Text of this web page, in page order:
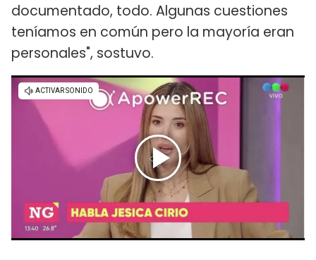
documentado, todo. Algunas cuestiones
teníamos en común pero la mayoría eran
personales", sostuvo.